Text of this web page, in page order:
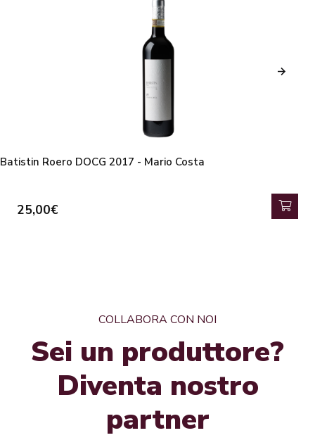
Batistin Roero DOCG 2017 - Mario Costa
25,00€
COLLABORA CON NOI
Sei un produttore?
Diventa nostro
partner